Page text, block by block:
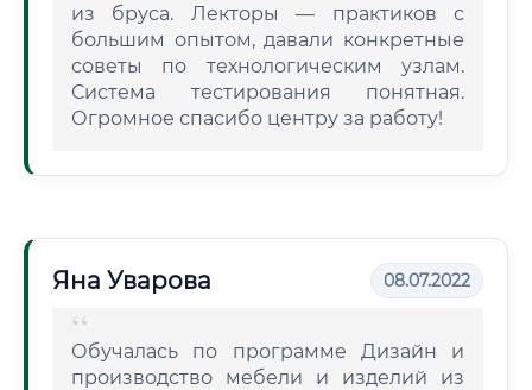
из бруса. Лекторы — практиков с
большим опытом, давали конкретные
советы по технологическим узлам.
Система тестирования понятная.
Огромное спасибо центру за работу!
Яна Уварова 08.07.2022
Обучалась по программе Дизайн и
производство мебели и изделий из